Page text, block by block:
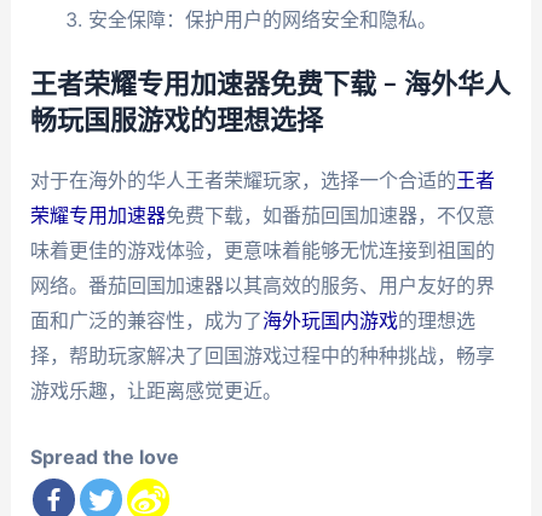
安全保障：保护用户的网络安全和隐私。
王者荣耀专用加速器免费下载 – 海外华人
畅玩国服游戏的理想选择
对于在海外的华人王者荣耀玩家，选择一个合适的王者
荣耀专用加速器免费下载，如番茄回国加速器，不仅意
味着更佳的游戏体验，更意味着能够无忧连接到祖国的
网络。番茄回国加速器以其高效的服务、用户友好的界
面和广泛的兼容性，成为了海外玩国内游戏的理想选
择，帮助玩家解决了回国游戏过程中的种种挑战，畅享
游戏乐趣，让距离感觉更近。
Spread the love